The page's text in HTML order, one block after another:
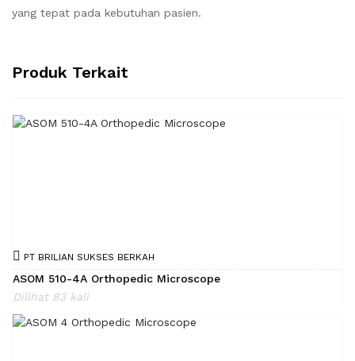
yang tepat pada kebutuhan pasien.
Produk Terkait
PT BRILIAN SUKSES BERKAH
ASOM 510-4A Orthopedic Microscope
Dilihat 83 kali